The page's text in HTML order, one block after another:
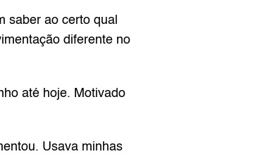
saber ao certo qual
diferente no
até hoje. Motivado
Usava minhas